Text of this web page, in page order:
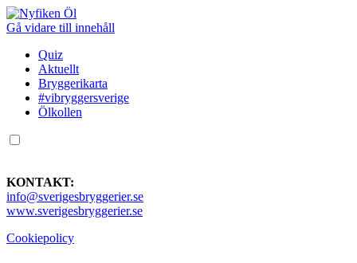
Gå vidare till innehåll
Quiz
Aktuellt
Bryggerikarta
#vibryggersverige
Ölkollen
KONTAKT:
info@sverigesbryggerier.se
www.sverigesbryggerier.se
Cookiepolicy